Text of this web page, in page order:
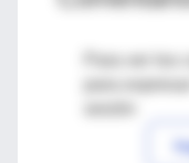
Para ver los